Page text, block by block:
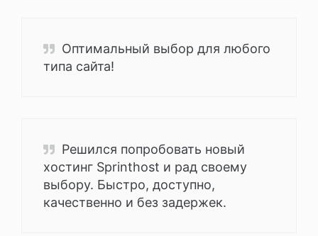
Оптимальный выбор для любого
типа сайта!
Решился попробовать новый
хостинг Sprinthost и рад своему
выбору. Быстро, доступно,
качественно и без задержек.